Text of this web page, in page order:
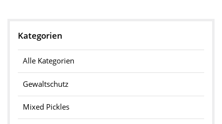
Kategorien
Alle Kategorien
Gewaltschutz
Mixed Pickles